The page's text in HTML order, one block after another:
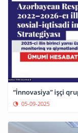
“İnnovasiya” işçi
05-09-2025